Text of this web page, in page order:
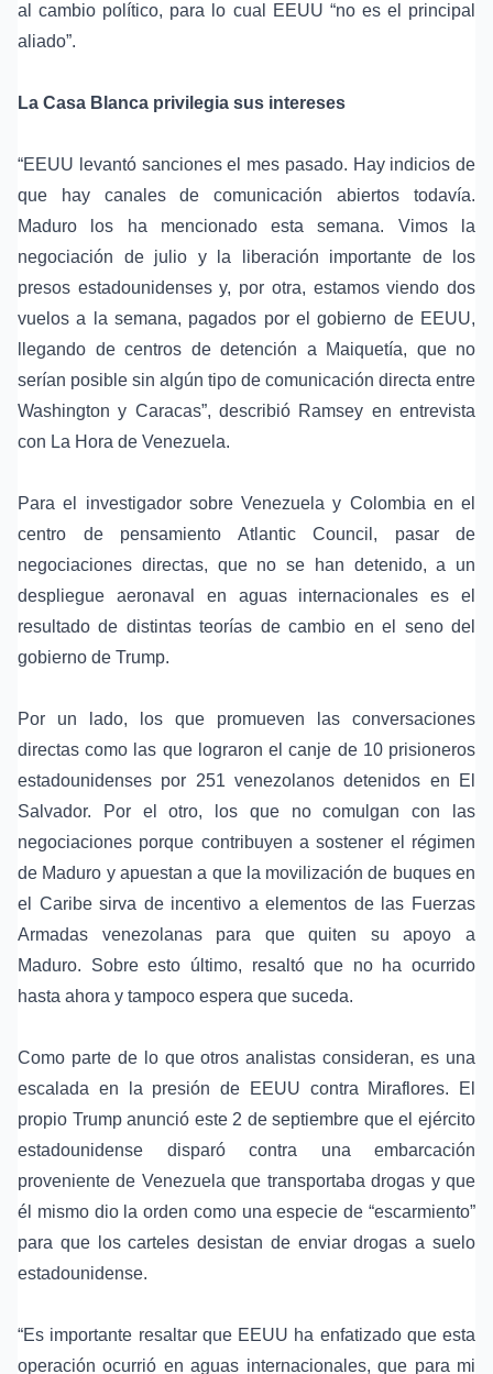
al cambio político, para lo cual EEUU “no es el principal
aliado”.
La Casa Blanca privilegia sus intereses
“EEUU levantó sanciones el mes pasado. Hay indicios de
que hay canales de comunicación abiertos todavía.
Maduro los ha mencionado esta semana. Vimos la
negociación de julio y la liberación importante de los
presos estadounidenses y, por otra, estamos viendo dos
vuelos a la semana, pagados por el gobierno de EEUU,
llegando de centros de detención a Maiquetía, que no
serían posible sin algún tipo de comunicación directa entre
Washington y Caracas”, describió Ramsey en entrevista
con La Hora de Venezuela.
Para el investigador sobre Venezuela y Colombia en el
centro de pensamiento Atlantic Council , pasar de
negociaciones directas, que no se han detenido, a un
despliegue aeronaval en aguas internacionales es el
resultado de distintas teorías de cambio en el seno del
gobierno de Trump.
Por un lado, los que promueven las conversaciones
directas como las que lograron el canje de 10 prisioneros
estadounidenses por 251 venezolanos detenidos en El
Salvador. Por el otro, los que no comulgan con las
negociaciones porque contribuyen a sostener el régimen
de Maduro y apuestan a que la movilización de buques en
el Caribe sirva de incentivo a elementos de las Fuerzas
Armadas venezolanas para que quiten su apoyo a
Maduro. Sobre esto último, resaltó que no ha ocurrido
hasta ahora y tampoco espera que suceda.
Como parte de lo que otros analistas consideran, es una
escalada en la presión de EEUU contra Miraflores. El
propio Trump anunció este 2 de septiembre que el ejército
estadounidense disparó contra una embarcación
proveniente de Venezuela que transportaba drogas y que
él mismo dio la orden como una especie de “escarmiento”
para que los carteles desistan de enviar drogas a suelo
estadounidense.
“Es importante resaltar que EEUU ha enfatizado que esta
operación ocurrió en aguas internacionales, que para mi